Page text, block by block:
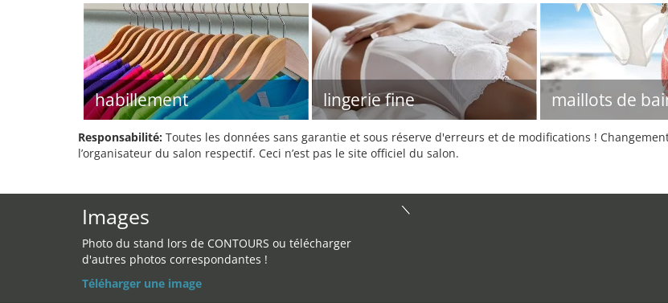
habillement lingerie fine maillots de
Responsabilité: Toutes les données sans garantie et sous réserve d'erreurs et de modifications !
l’organisateur du salon respectif. Ceci n’est pas le site officiel du salon.
Images
Photo du stand lors de CONTOURS ou télécharger
d'autres photos correspondantes !
Téléharger une image